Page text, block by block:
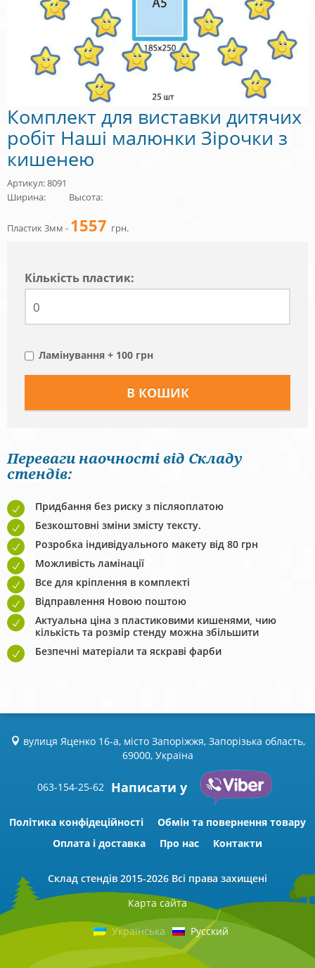
Комплект для виставки дитячих
робіт Наші малюнки Зірочки з
кишенею
Артикул: 8091
Ширина:
Высота:
Пластик 3мм - 1557 грн.
Кiлькiсть пластик:
Ламінування + 100 грн
Переваги наочності від Складу
стендів:
Придбання без риску з післяоплатою
Безкоштовні зміни змісту тексту.
Розробка індивідуального макету від 80 грн
Можливість ламінації
Все для кріплення в комплекті
Відправлення Новою поштою
Актуальна ціна з пластиковими кишенями, чию
кількість та розмір стенду можна збільшити
Безпечні матеріали та яскраві фарби
вулиця Яценко 16-а, місто Запоріжжя, Запорізька область,
69000, Україна
063-154-25-62 Написати у
Політика конфідеційності
Обмін та повернення товару
Оплата і доставка
Про нас Контакти
Склад стендів 2015-2026 Всі права захищені
Карта сайта
Українська Русский